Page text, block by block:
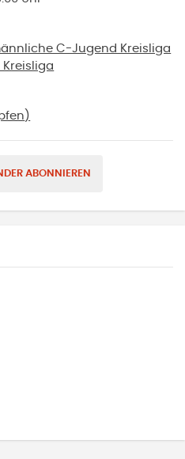
C-Jugend Kreisliga
)
ABONNIEREN